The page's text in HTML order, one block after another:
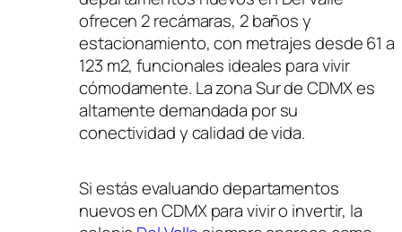
ofrecen 2 recámaras, 2 baños y
estacionamiento, con metrajes desde 61 a
123 m2, funcionales ideales para vivir
cómodamente. La zona Sur de CDMX es
altamente demandada por su
conectividad y calidad de vida.
Si estás evaluando departamentos
nuevos en CDMX para vivir o invertir, la